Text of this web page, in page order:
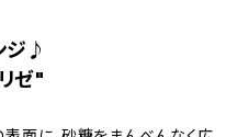
ジ♪
ゼ"